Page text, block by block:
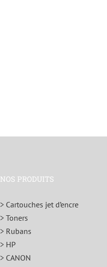
NOS PRODUITS
> Cartouches jet d’encre
> Toners
> Rubans
> HP
> CANON